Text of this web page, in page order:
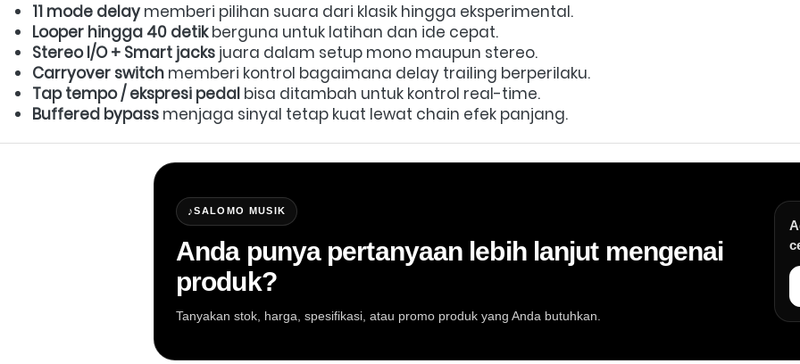
11 mode delay memberi pilihan suara dari klasik hingga eksperimental.
Looper hingga 40 detik berguna untuk latihan dan ide cepat.
Stereo I/O + Smart jacks juara dalam setup mono maupun stereo.
Carryover switch memberi kontrol bagaimana delay trailing berperilaku.
Tap tempo / ekspresi pedal bisa ditambah untuk kontrol real-time.
Buffered bypass menjaga sinyal tetap kuat lewat chain efek panjang.
♪SALOMO MUSIK
Anda punya pertanyaan lebih lanjut mengenai
produk?
Tanyakan stok, harga, spesifikasi, atau promo produk yang Anda butuhkan.